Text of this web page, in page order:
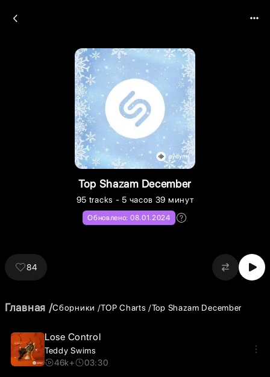
Top Shazam December
95 tracks - 5 часов 39 минут
Обновлено: 08.01.2024
84
Главная Сборники TOP Charts Top Shazam December
Lose Control
Teddy Swims
46k+
03:30